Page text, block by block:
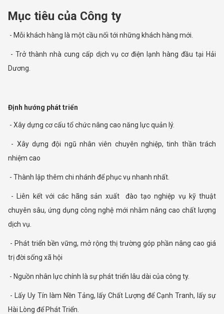
Mục tiêu của Công ty
- Mỗi khách hàng là một cầu nối tới những khách hàng mới.
- Trở thành nhà cung cấp dịch vụ cơ điện lạnh hàng đầu tại Hải
Dương.
Định hướng phát triển
- Xây dựng cơ cấu tổ chức nâng cao năng lực quản lý.
- Xây dựng đội ngũ nhân viên chuyên nghiệp, tinh thần trách
nhiệm cao
- Thành lập thêm chi nhánh để phục vụ nhanh nhất.
- Liên kết với các hãng sản xuất đào tạo nghiệp vụ kỹ thuật
chuyên sâu, ứng dụng công nghệ mới nhằm nâng cao chất lượng
dịch vụ.
- Phát triển bền vững, mở rộng thị trường góp phần nâng cao giá
trị đời sống xã hội
- Nguồn nhân lực chính là sự phát triển lâu dài của công ty.
- Lấy Uy Tín làm Nền Tảng, lấy Chất Lượng để Cạnh Tranh, lấy sự
Hài Lòng để Phát Triển.